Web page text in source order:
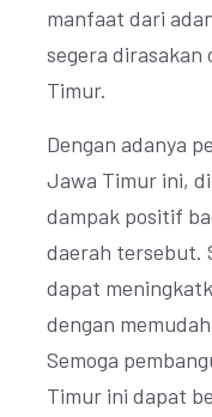
manfaat dari
segera dirasakan
Timur.
Dengan adanya
Jawa Timur ini,
dampak positif
daerah tersebut.
dapat
dengan
Semoga
Timur ini dapat